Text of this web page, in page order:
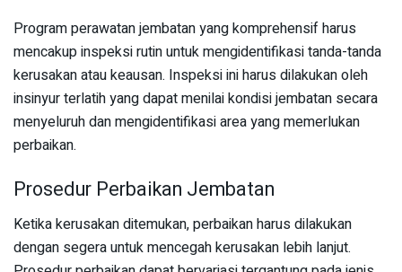
Program perawatan jembatan yang komprehensif harus
mencakup inspeksi rutin untuk mengidentifikasi tanda-tanda
kerusakan atau keausan. Inspeksi ini harus dilakukan oleh
insinyur terlatih yang dapat menilai kondisi jembatan secara
menyeluruh dan mengidentifikasi area yang memerlukan
perbaikan.
Prosedur Perbaikan Jembatan
Ketika kerusakan ditemukan, perbaikan harus dilakukan
dengan segera untuk mencegah kerusakan lebih lanjut.